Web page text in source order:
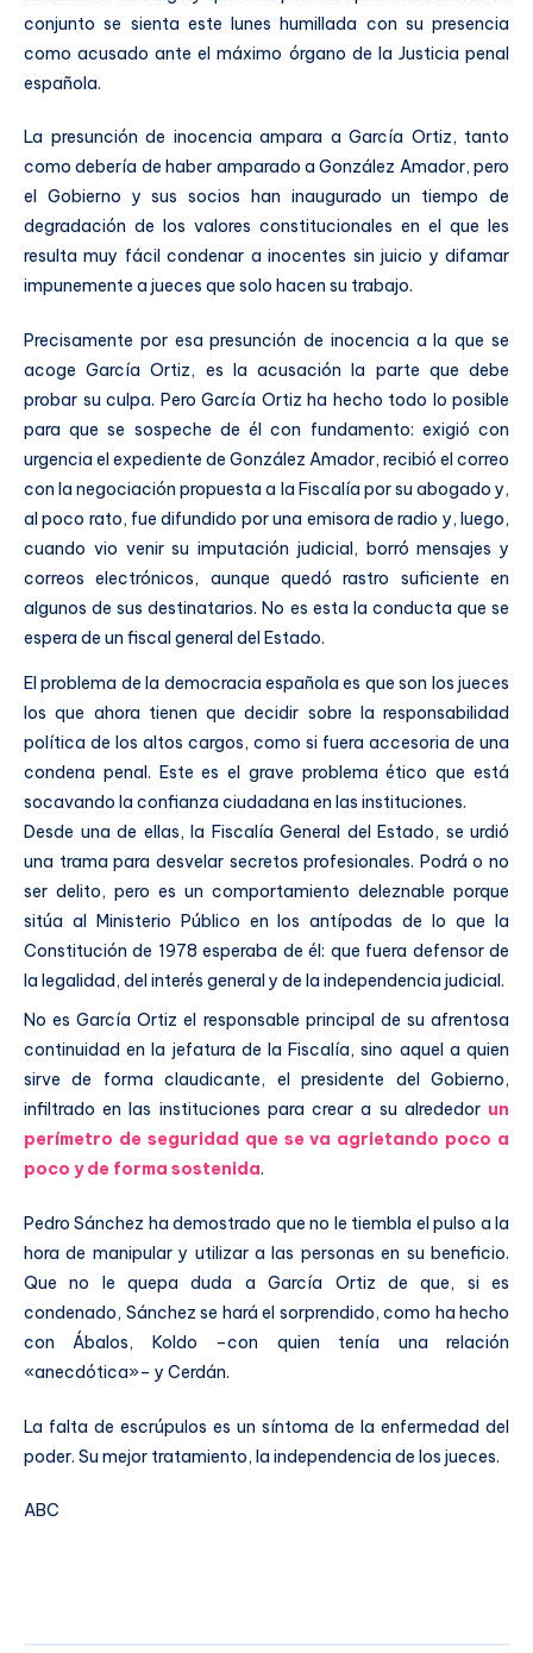
conjunto se sienta este lunes humillada con su presencia
como acusado ante el máximo órgano de la Justicia penal
española.
La presunción de inocencia ampara a García Ortiz, tanto
como debería de haber amparado a González Amador, pero
el Gobierno y sus socios han inaugurado un tiempo de
degradación de los valores constitucionales en el que les
resulta muy fácil condenar a inocentes sin juicio y difamar
impunemente a jueces que solo hacen su trabajo.
Precisamente por esa presunción de inocencia a la que se
acoge García Ortiz, es la acusación la parte que debe
probar su culpa. Pero García Ortiz ha hecho todo lo posible
para que se sospeche de él con fundamento: exigió con
urgencia el expediente de González Amador, recibió el correo
con la negociación propuesta a la Fiscalía por su abogado y,
al poco rato, fue difundido por una emisora de radio y, luego,
cuando vio venir su imputación judicial, borró mensajes y
correos electrónicos, aunque quedó rastro suficiente en
algunos de sus destinatarios. No es esta la conducta que se
espera de un fiscal general del Estado.
El problema de la democracia española es que son los jueces
los que ahora tienen que decidir sobre la responsabilidad
política de los altos cargos, como si fuera accesoria de una
condena penal. Este es el grave problema ético que está
socavando la confianza ciudadana en las instituciones.
Desde una de ellas, la Fiscalía General del Estado, se urdió
una trama para desvelar secretos profesionales. Podrá o no
ser delito, pero es un comportamiento deleznable porque
sitúa al Ministerio Público en los antípodas de lo que la
Constitución de 1978 esperaba de él: que fuera defensor de
la legalidad, del interés general y de la independencia judicial.
No es García Ortiz el responsable principal de su afrentosa
continuidad en la jefatura de la Fiscalía, sino aquel a quien
sirve de forma claudicante, el presidente del Gobierno,
infiltrado en las instituciones para crear a su alrededor un
perímetro de seguridad que se va agrietando poco a
poco y de forma sostenida.
Pedro Sánchez ha demostrado que no le tiembla el pulso a la
hora de manipular y utilizar a las personas en su beneficio.
Que no le quepa duda a García Ortiz de que, si es
condenado, Sánchez se hará el sorprendido, como ha hecho
con Ábalos, Koldo –con quien tenía una relación
«anecdótica»– y Cerdán.
La falta de escrúpulos es un síntoma de la enfermedad del
poder. Su mejor tratamiento, la independencia de los jueces.
ABC